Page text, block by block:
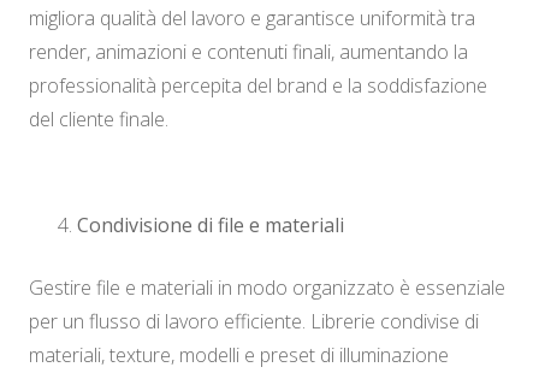
migliora qualità del lavoro e garantisce uniformità tra
render, animazioni e contenuti finali, aumentando la
professionalità percepita del brand e la soddisfazione
del cliente finale.
Condivisione di file e materiali
Gestire file e materiali in modo organizzato è essenziale
per un flusso di lavoro efficiente. Librerie condivise di
materiali, texture, modelli e preset di illuminazione